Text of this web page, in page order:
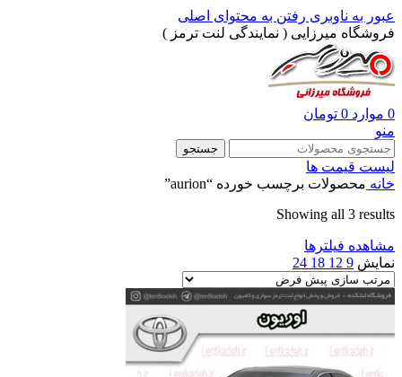
عبور به ناوبری رفتن به محتوای اصلی
فروشگاه میرزایی ( نمایندگی لنت ترمز )
0 موارد 0 تومان
منو
جستجو
لیست قیمت ها
خانه محصولات برچسب خورده “aurion”
Showing all 3 results
مشاهده فیلترها
نمایش 9
12
18
24